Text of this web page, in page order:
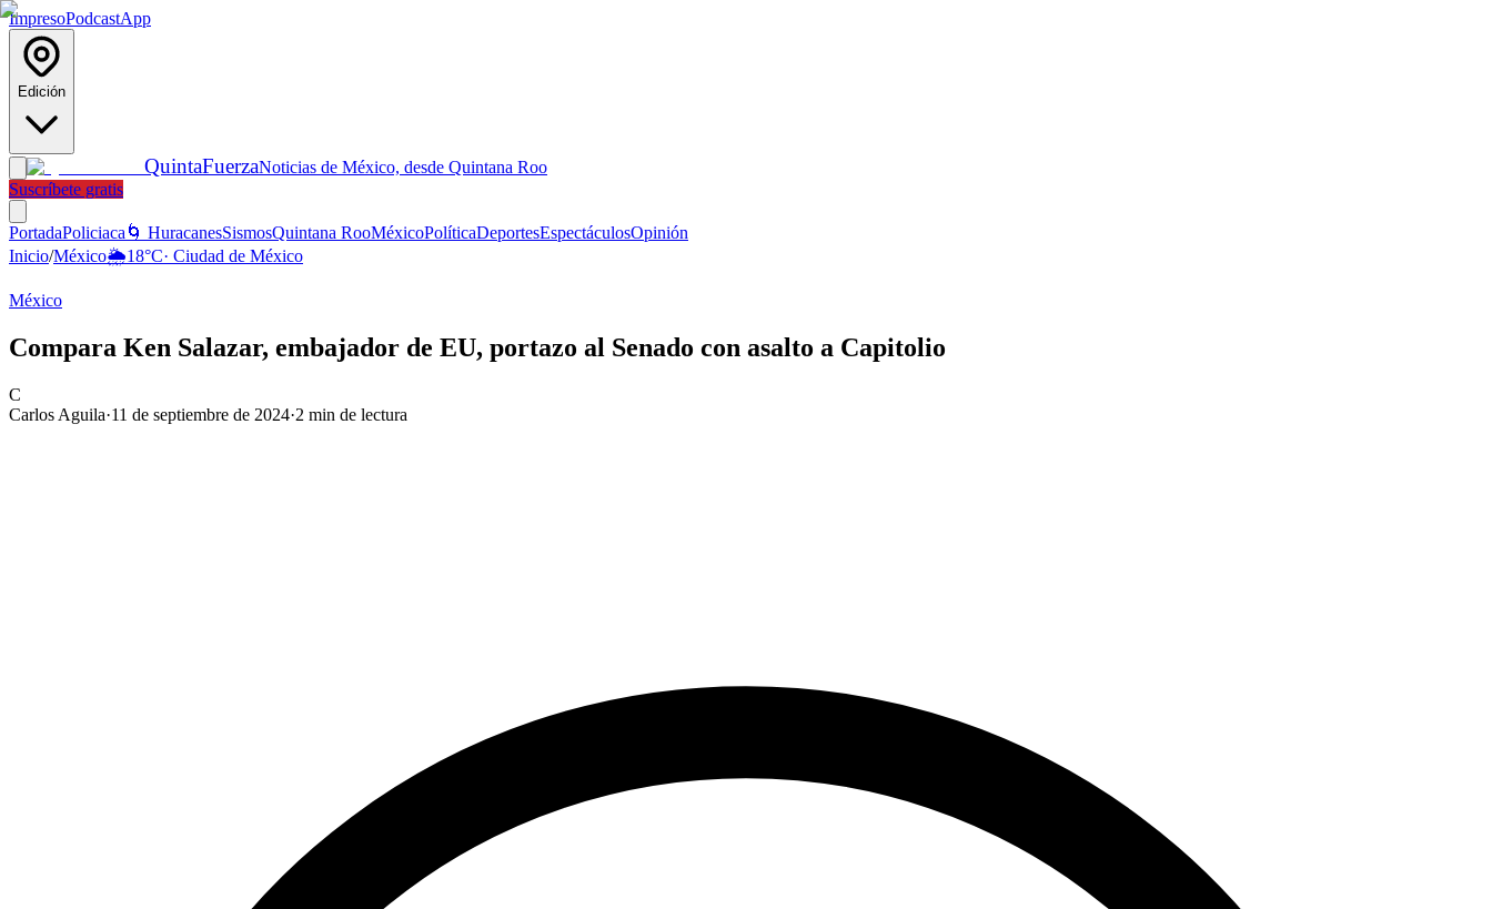
ImpresoPodcastApp
Edición
QuintaFuerzaNoticias de México, desde Quintana Roo
Suscríbete gratis
PortadaPoliciaca 🌀 HuracanesSismosQuintana RooMéxicoPolíticaDeportesEspectáculosOpinión
Inicio/México🌦️18°C· Ciudad de México
México
Compara Ken Salazar, embajador de EU, portazo al Senado con asalto a Capitolio
C
Carlos Aguila·11 de septiembre de 2024·2 min de lectura